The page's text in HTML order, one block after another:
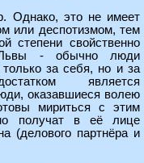
Однако, это не имеет
или деспотизмом, тем
степени свойственно
Львы - обычно люди
за себя, но и за
является
оказавшиеся волею
мириться с этим
получат в её лице
(делового партнёра и